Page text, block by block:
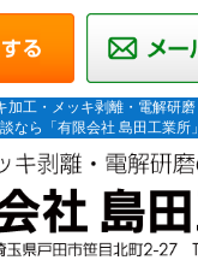
加工・メッキ剥離・電解研磨
なら「有限会社 島田工業所」